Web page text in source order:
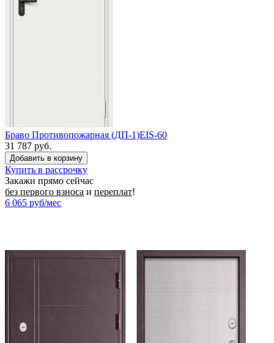
Браво Противопожарная (ДП-1)EIS-60
31 787 руб.
Купить в рассрочку
Закажи прямо сейчас
без первого взноса и переплат!
6 065 руб/мес